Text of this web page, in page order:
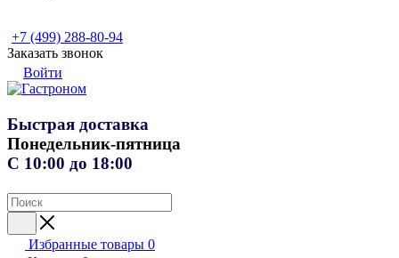
+7 (499) 288-80-94
Заказать звонок
Войти
Быстрая доставка
Понедельник-пятница
С 10:00 до 18:00
Избранные товары 0